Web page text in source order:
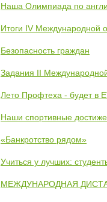
Наша Олимпиада по
Итоги IV Международной
Безопасность граждан
Задания II
Лето Профтеха - будет в
Наши спортивные
«Банкротство рядом»
Учиться у лучших:
МЕЖДУНАРОДНАЯ